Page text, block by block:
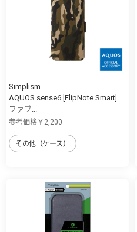
Simplism
AQUOS sense6 [FlipNote Smart]
ファブ...
参考価格￥2,200
その他（ケース）